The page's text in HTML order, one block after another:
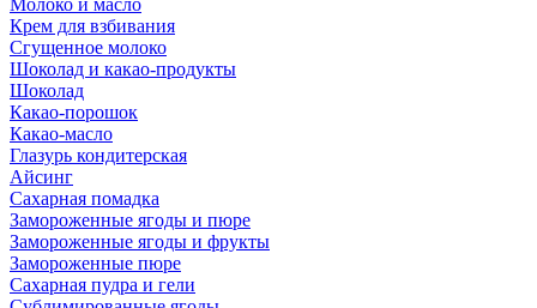
Молоко и масло
Крем для взбивания
Сгущенное молоко
Шоколад и какао-продукты
Шоколад
Какао-порошок
Какао-масло
Глазурь кондитерская
Айсинг
Сахарная помадка
Замороженные ягоды и пюре
Замороженные ягоды и фрукты
Замороженные пюре
Сахарная пудра и гели